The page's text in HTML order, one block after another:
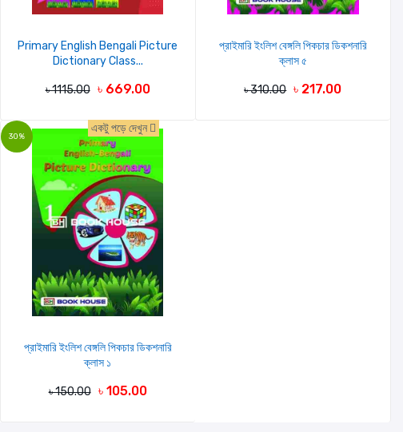
Primary English Bengali Picture
Dictionary Class...
৳ 1115.00 ৳ 669.00
প্রাইমারি ইংলিশ বেঙ্গলি পিকচার ডিকশনারি
ক্লাস ৫
৳ 310.00 ৳ 217.00
30%
একটু পড়ে দেখুন
প্রাইমারি ইংলিশ বেঙ্গলি পিকচার ডিকশনারি
ক্লাস ১
৳ 150.00 ৳ 105.00